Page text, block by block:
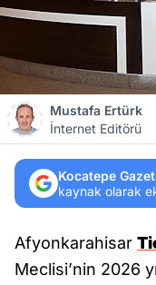
Mustafa Ertürk
İnternet Editörü
Kocatepe
kaynak olarak
Afyonkarahisar
Meclisi’nin 2026